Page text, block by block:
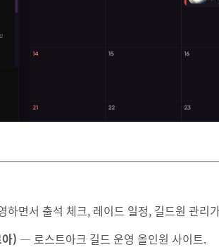
하면서 출석 체크, 레이드 일정, 길드원 관
) — 로스트아크 길드 운영 올인원 사이트.